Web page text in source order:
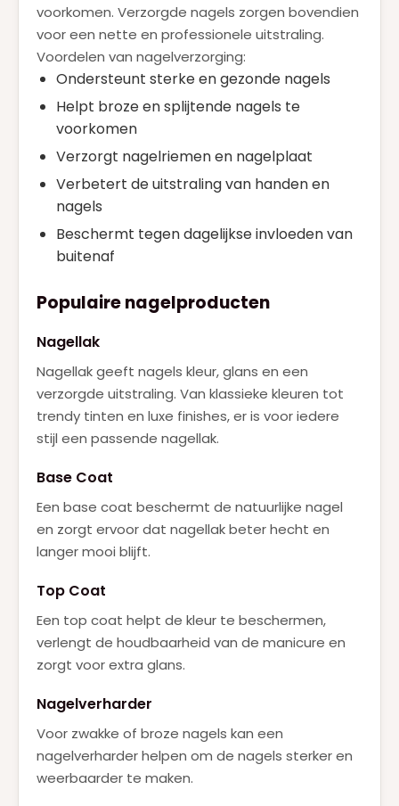
Roberto Cavalli(1)
SERGE LUTENS
SISLEY(2)
TOM FORD(5)
VERSACE(3)
VIKTOR & ROLF
YVES SAINT LAURENT
voorkomen. Verzorgde nagels zorgen bovendien
voor een nette en professionele uitstraling.
Voordelen van nagelverzorging:
Ondersteunt sterke en gezonde nagels
Helpt broze en splijtende nagels te
voorkomen
Verzorgt nagelriemen en nagelplaat
Verbetert de uitstraling van handen en
nagels
Beschermt tegen dagelijkse invloeden van
buitenaf
Populaire nagelproducten
Nagellak
Nagellak geeft nagels kleur, glans en een
verzorgde uitstraling. Van klassieke kleuren tot
trendy tinten en luxe finishes, er is voor iedere
stijl een passende nagellak.
Base Coat
Een base coat beschermt de natuurlijke nagel
en zorgt ervoor dat nagellak beter hecht en
langer mooi blijft.
Top Coat
Een top coat helpt de kleur te beschermen,
verlengt de houdbaarheid van de manicure en
zorgt voor extra glans.
Nagelverharder
Voor zwakke of broze nagels kan een
nagelverharder helpen om de nagels sterker en
weerbaarder te maken.